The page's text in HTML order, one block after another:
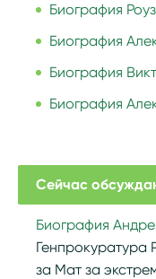
Биография
Биография
Биография
Биография
Сейчас
Биография
Генпрокуратура
за Мат за